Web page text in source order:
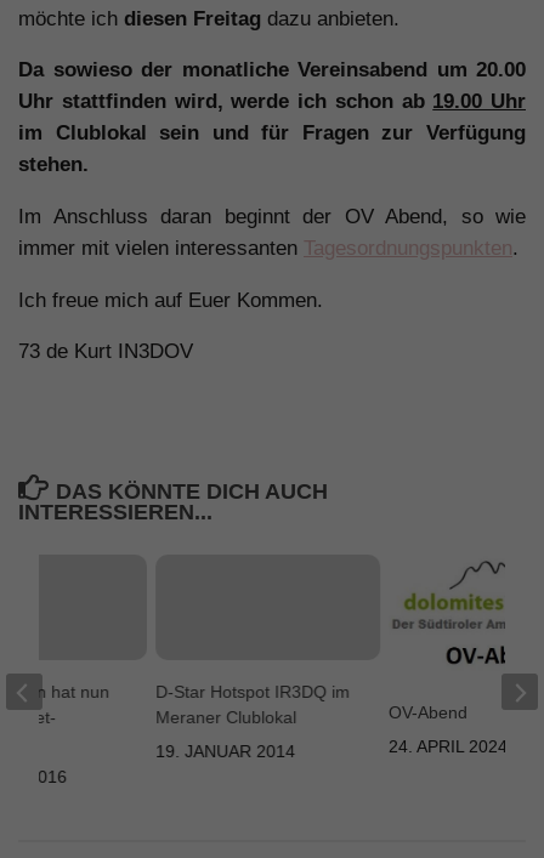
möchte ich diesen Freitag dazu anbieten.
Da sowieso der monatliche Vereinsabend um 20.00
Uhr stattfinden wird, werde ich schon ab 19.00 Uhr
im Clublokal sein und für Fragen zur Verfügung
stehen.
Im Anschluss daran beginnt der OV Abend, so wie
immer mit vielen interessanten Tagesordnungspunkten.
Ich freue mich auf Euer Kommen.
73 de Kurt IN3DOV
DAS KÖNNTE DICH AUCH
INTERESSIEREN...
D-Star Hotspot IR3DQ im
Meraner Clublokal
19. JANUAR 2014
OV-Abend
24. APRIL 2024
hat nun
2016